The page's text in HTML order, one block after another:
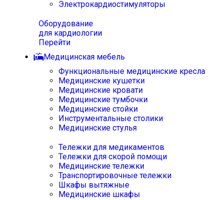
Электрокардиостимуляторы
Оборудование
для кардиологии
Перейти
Медицинская мебель
Функциональные медицинские кресла
Медицинские кушетки
Медицинские кровати
Медицинские тумбочки
Медицинские стойки
Инструментальные столики
Медицинские стулья
Тележки для медикаментов
Тележки для скорой помощи
Медицинские тележки
Транспортировочные тележки
Шкафы вытяжные
Медицинские шкафы